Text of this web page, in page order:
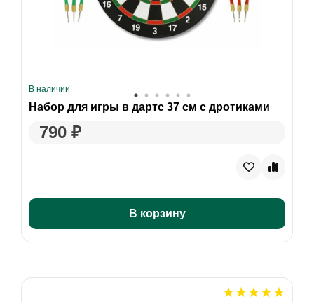
В наличии
Набор для игры в дартс 37 см с дротиками
790 ₽
В корзину